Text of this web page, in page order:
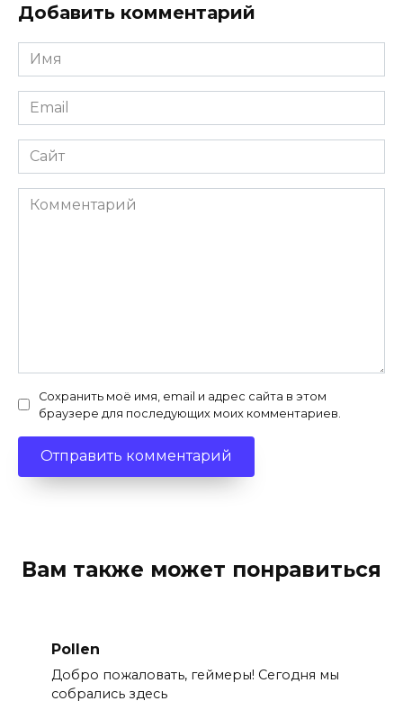
Добавить комментарий
Имя
*
Email
*
Сайт
Комментарий
Сохранить моё имя, email и адрес сайта в этом
браузере для последующих моих комментариев.
Вам также может понравиться
Pollen
Добро пожаловать, геймеры! Сегодня мы
собрались здесь